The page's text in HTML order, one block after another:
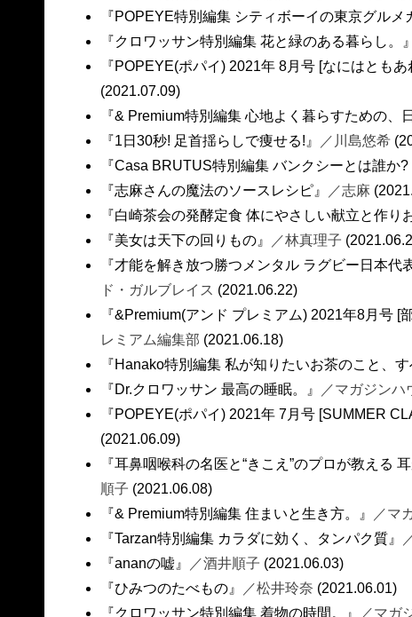
『POPEYE特別編集 シティボーイの東京グルメ
『クロワッサン特別編集 花と緑のある暮らし。』
『POPEYE(ポパイ) 2021年 8月号 [なにはともあ
(2021.07.09)
『& Premium特別編集 心地よく暮らすための、
『1日30秒! 足首揺らしで痩せる!』
／川島悠希
『Casa BRUTUS特別編集 バンクシーとは誰か?
『志麻さんの魔法のソースレシピ』
／志麻
『白崎茶会の発酵定食 体にやさしい献立と作り
『美女は天下の回りもの』
／林真理子
『才能を解き放つ勝つメンタル ラグビー日本代
ド・ガルブレイス (2021.06.22)
『&Premium(アンド プレミアム) 2021年8月号 [
レミアム編集部 (2021.06.18)
『Hanako特別編集 私が知りたいお茶のこと、す
『Dr.クロワッサン 最高の睡眠。』
／マガジンハ
『POPEYE(ポパイ) 2021年 7月号 [SUMMER
(2021.06.09)
『耳鼻咽喉科の名医と“きこえ”のプロが教える
順子 (2021.06.08)
『& Premium特別編集 住まいと生き方。』
／マ
『Tarzan特別編集 カラダに効く、タンパク質』
『ananの嘘』
／酒井順子 (2021.06.03)
『ひみつのたべもの』
／松井玲奈 (2021.06.01)
『クロワッサン特別編集 着物の時間。』
／マガ